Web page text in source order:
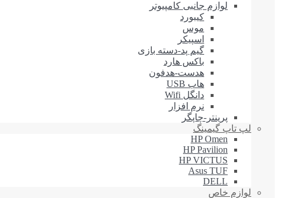
لوازم جانبی کامپیوتر
کیبورد
موس
اسپیکر
گیم پد-دسته بازی
باکس هارد
هدست-هدفون
هاب USB
دانگل Wifi
نرم افزار
پرینتر-چاپگر
لپ تاپ گیمینگ
HP Omen
HP Pavilion
HP VICTUS
Asus TUF
DELL
لوازم خاص